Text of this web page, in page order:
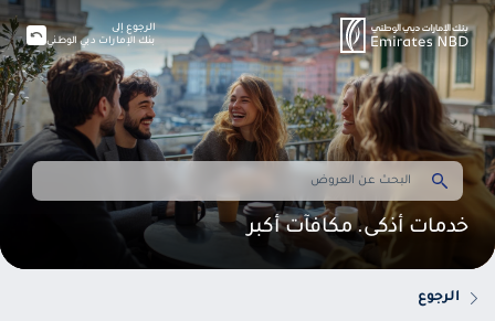
خدمات أذكى. مكافآت أكبر
الرجوع إلى
بنك الإمارات دبي الوطني
الرجوع